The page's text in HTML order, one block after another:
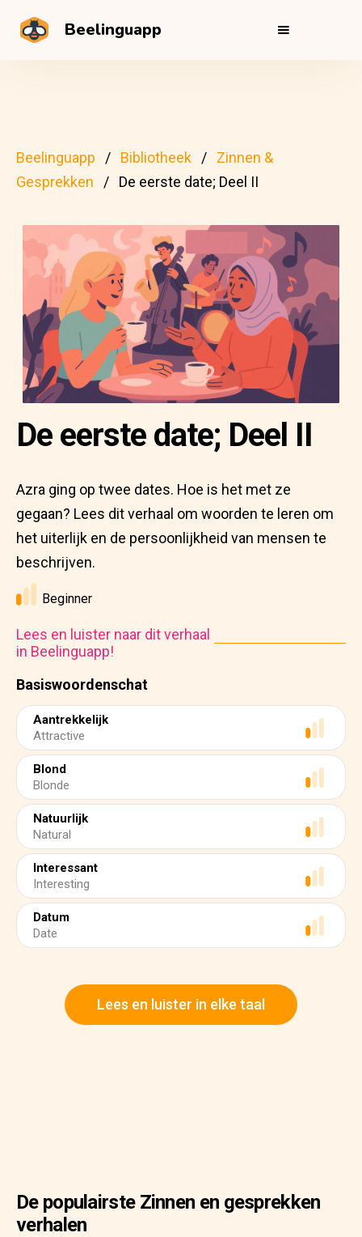
Beelinguapp
Beelinguapp Bibliotheek
Zinnen &
Gesprekken
De eerste date; Deel II
Basiswoordenschat
Aantrekkelijk
Attractive
Blond
Blonde
Natuurlijk
Natural
Interessant
Interesting
Datum
Date
De eerste date; Deel II
Azra ging op twee dates. Hoe is het met ze
gegaan? Lees dit verhaal om woorden te leren om
het uiterlijk en de persoonlijkheid van mensen te
beschrijven.
Beginner
Lees en luister naar dit verhaal
in Beelinguapp!
Lees en luister in elke taal
De populairste Zinnen en gesprekken
verhalen